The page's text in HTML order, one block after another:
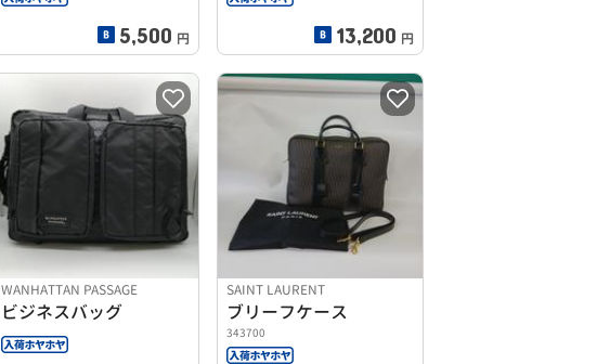
5,500 円 13,200 円
WANHATTAN PASSAGE
ビジネスバッグ
SAINT LAURENT
ブリーフケース
343700